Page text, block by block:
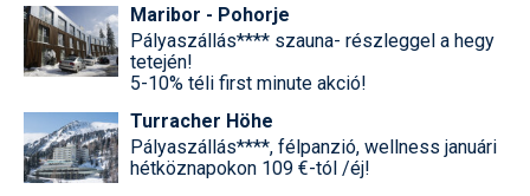
Maribor - Pohorje
Pályaszállás**** szauna- részleggel a hegy
tetején!
5-10% téli first minute akció!
Turracher Höhe
Pályaszállás****, félpanzió, wellness januári
hétköznapokon 109 €-tól /éj!